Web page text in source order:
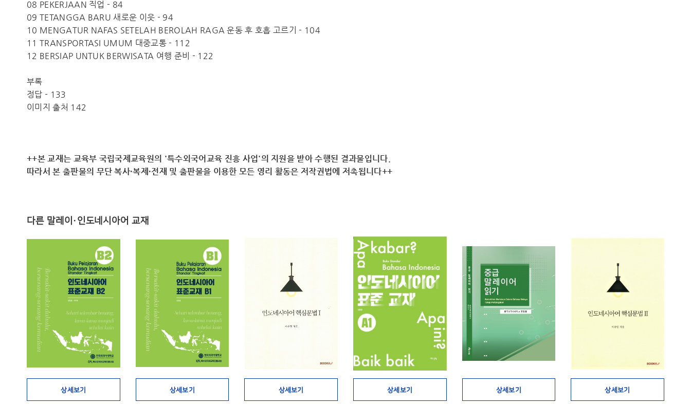
08 PEKERJAAN 직업 - 84
09 TETANGGA BARU 새로운 이웃 - 94
10 MENGATUR NAFAS SETELAH BEROLAH RAGA 운동 후 호흡 고르기 - 104
11 TRANSPORTASI UMUM 대중교통 - 112
12 BERSIAP UNTUK BERWISATA 여행 준비 - 122
부록
정답 - 133
이미지 출처 142
++본 교재는 교육부 국립국제교육원의 '특수외국어교육 진흥 사업'의 지원을 받아 수행된 결과물입니다.
따라서 ​본 출판물의 무단 복사·복제·전재 및 출판물을 이용한 모든 영리 활동은 저작권법에 저촉됩니다++
다른 말레이·인도네시아어 교재
상세보기 상세보기 상세보기 상세보기 상세보기 상세보기